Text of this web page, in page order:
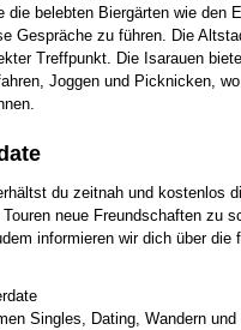
belebten Biergärten wie den
Gespräche zu führen. Die
Treffpunkt. Die Isarauen
Joggen und Picknicken,
du zeitnah und kostenlos
neue Freundschaften zu
informieren wir dich über die
Singles, Dating, Wandern und